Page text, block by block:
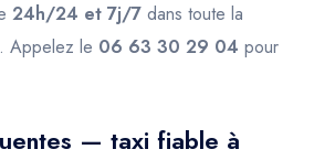
24h/24 et 7j/7 dans toute la
Appelez le 06 63 30 29 04 pour
— taxi fiable à